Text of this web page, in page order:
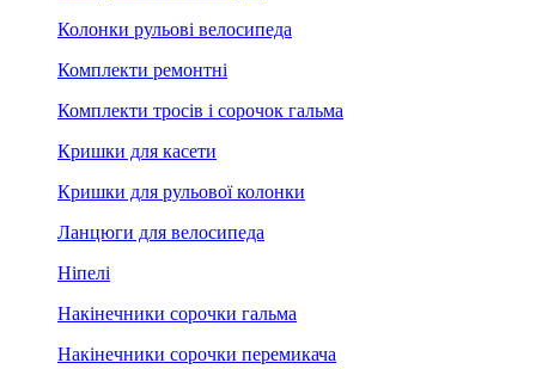
Колонки рульові велосипеда
Комплекти ремонтні
Комплекти тросів і сорочок гальма
Кришки для касети
Кришки для рульової колонки
Ланцюги для велосипеда
Ніпелі
Накінечники сорочки гальма
Накінечники сорочки перемикача